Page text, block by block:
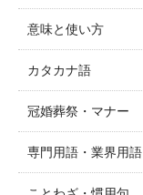
意味と使い方
カタカナ語
冠婚葬祭・マナー
専門用語・業界用語